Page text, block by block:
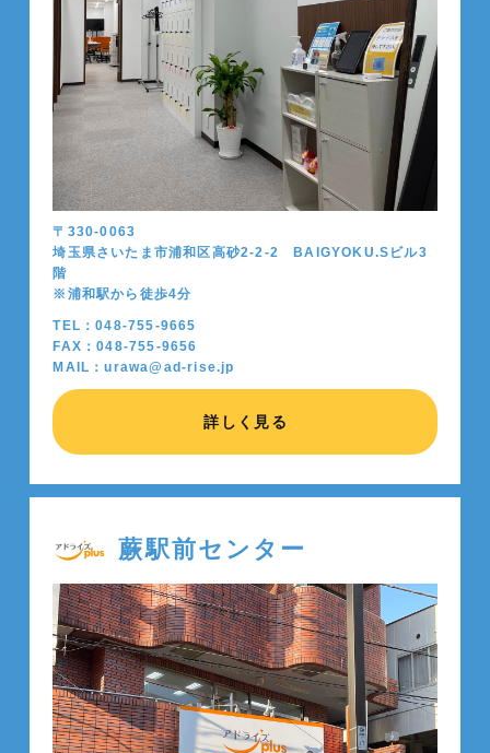
〒330-0063
埼玉県さいたま市浦和区高砂2-2-2 BAIGYOKU.Sビル3
階
※浦和駅から徒歩4分
TEL：048-755-9665
FAX：048-755-9656
MAIL：urawa@ad-rise.jp
詳しく見る
蕨駅前センター